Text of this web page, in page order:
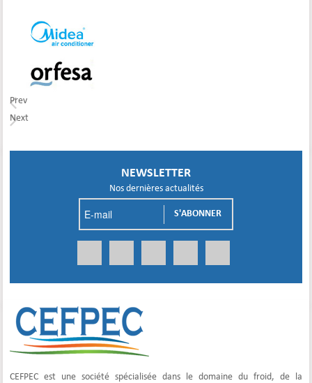
Prev
Next
NEWSLETTER
Nos dernières actualités
CEFPEC est une société spécialisée dans le domaine du froid, de la